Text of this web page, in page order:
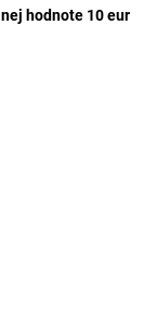
hodnote 10 eur